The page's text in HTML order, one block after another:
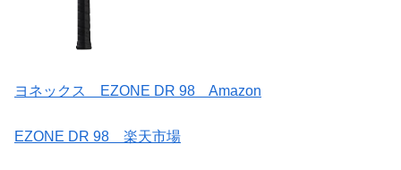
ヨネックス EZONE DR 98 Amazon
EZONE DR 98 楽天市場